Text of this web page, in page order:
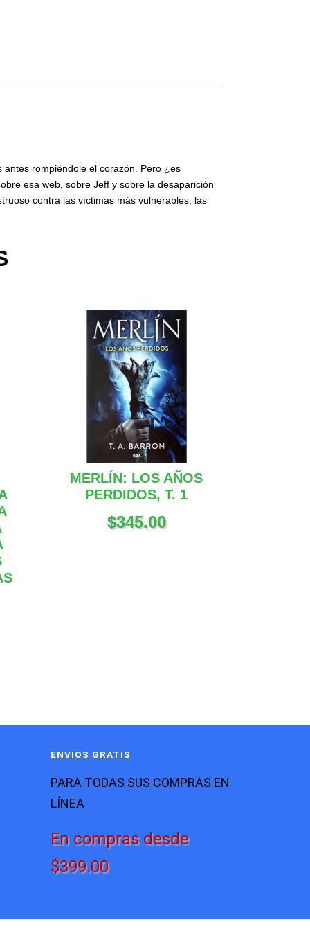
rompiéndole el corazón. Pero ¿es
esa web, sobre Jeff y sobre la desaparición
contra las víctimas más vulnerables, las
MERLÍN: LOS AÑOS
PERDIDOS, T. 1
$345.00
ENVIOS GRATIS
PARA TODAS SUS COMPRAS EN
LÍNEA
En compras desde
$399.00